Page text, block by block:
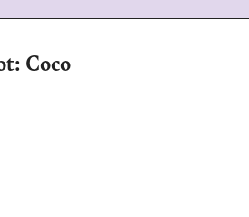
Coco